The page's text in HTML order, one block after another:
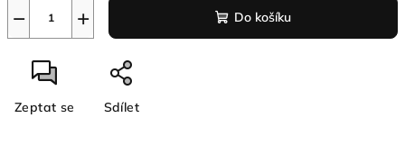
+
− Do košíku
Zeptat se Sdílet